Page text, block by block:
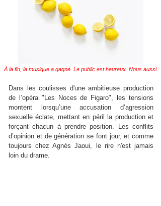
À la fin, la musique a gagné. Le public est heureux. Nous aussi.
Dans les coulisses d'une ambitieuse production
de l’opéra "Les Noces de Figaro", les tensions
montent lorsqu’une accusation d’agression
sexuelle éclate, mettant en péril la production et
forçant chacun à prendre position. Les conflits
d’opinion et de génération se font jour, et comme
toujours chez Agnès Jaoui, le rire n'est jamais
loin du drame.